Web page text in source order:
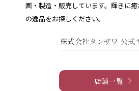
画・製造・販売しています。 輝きに
の逸品をお探しください。
株式会社タンザワ 公式
店舗一覧